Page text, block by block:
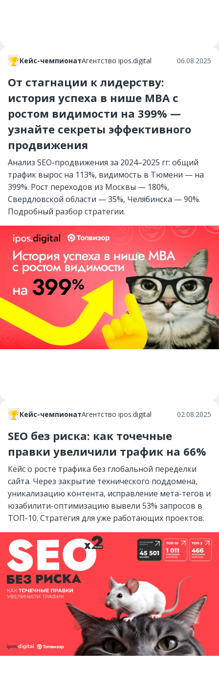
Кейс-чемпионатАгентство ipos.digital 06.08.2025
От стагнации к лидерству:
история успеха в нише MBA с
ростом видимости на 399% —
узнайте секреты эффективного
продвижения
Анализ SEO-продвижения за 2024–2025 гг: общий
трафик вырос на 113%, видимость в Тюмени — на
399%. Рост переходов из Москвы — 180%,
Свердловской области — 35%, Челябинска — 90%.
Подробный разбор стратегии.
Кейс-чемпионатАгентство ipos.digital 02.08.2025
SEO без риска: как точечные
правки увеличили трафик на 66%
Кейс о росте трафика без глобальной переделки
сайта. Через закрытие технического поддомена,
уникализацию контента, исправление мета-тегов и
юзабилити-оптимизацию вывели 53% запросов в
ТОП-10. Стратегия для уже работающих проектов.